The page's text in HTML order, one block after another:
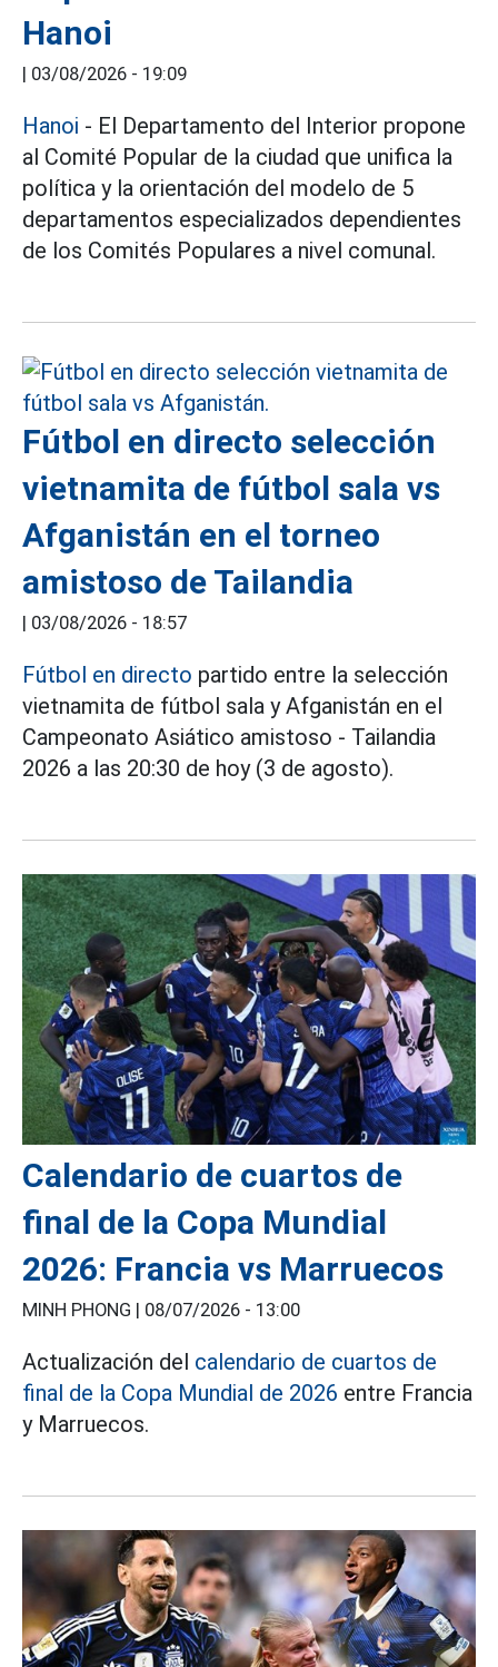
Hanoi
| 03/08/2026 - 19:09
Hanoi - El Departamento del Interior propone
al Comité Popular de la ciudad que unifica la
política y la orientación del modelo de 5
departamentos especializados dependientes
de los Comités Populares a nivel comunal.
Fútbol en directo selección
vietnamita de fútbol sala vs
Afganistán en el torneo
amistoso de Tailandia
| 03/08/2026 - 18:57
Fútbol en directo partido entre la selección
vietnamita de fútbol sala y Afganistán en el
Campeonato Asiático amistoso - Tailandia
2026 a las 20:30 de hoy (3 de agosto).
Calendario de cuartos de
final de la Copa Mundial
2026: Francia vs Marruecos
MINH PHONG | 08/07/2026 - 13:00
Actualización del calendario de cuartos de
final de la Copa Mundial de 2026 entre Francia
y Marruecos.